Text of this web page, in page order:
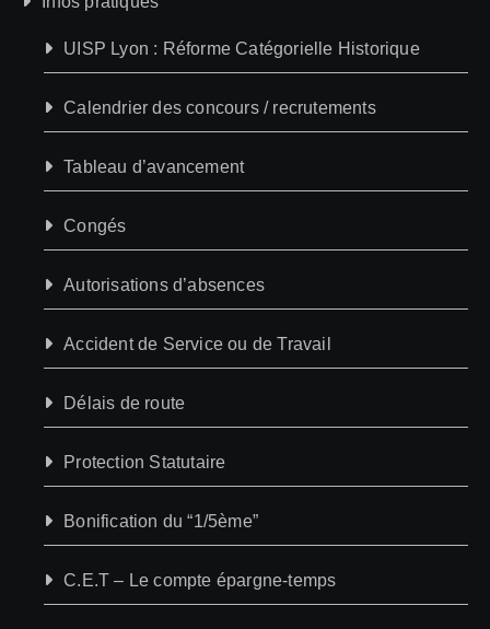
UISP Lyon : Réforme Catégorielle Historique
Calendrier des concours / recrutements
Tableau d’avancement
Congés
Autorisations d’absences
Accident de Service ou de Travail
Délais de route
Protection Statutaire
Bonification du “1/5ème”
C.E.T – Le compte épargne-temps